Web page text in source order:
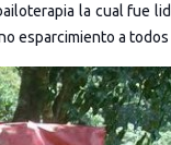
la cual fue
esparcimiento a